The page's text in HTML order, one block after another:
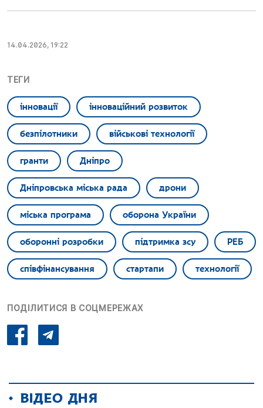
14.04.2026, 19:22
ТЕГИ
інновації інноваційний розвиток
безпілотники військові технології
гранти Дніпро
Дніпровська міська рада дрони
міська програма оборона України
оборонні розробки підтримка зсу РЕБ
співфінансування стартапи технології
ПОДІЛИТИСЯ В СОЦМЕРЕЖАХ
ВІДЕО ДНЯ